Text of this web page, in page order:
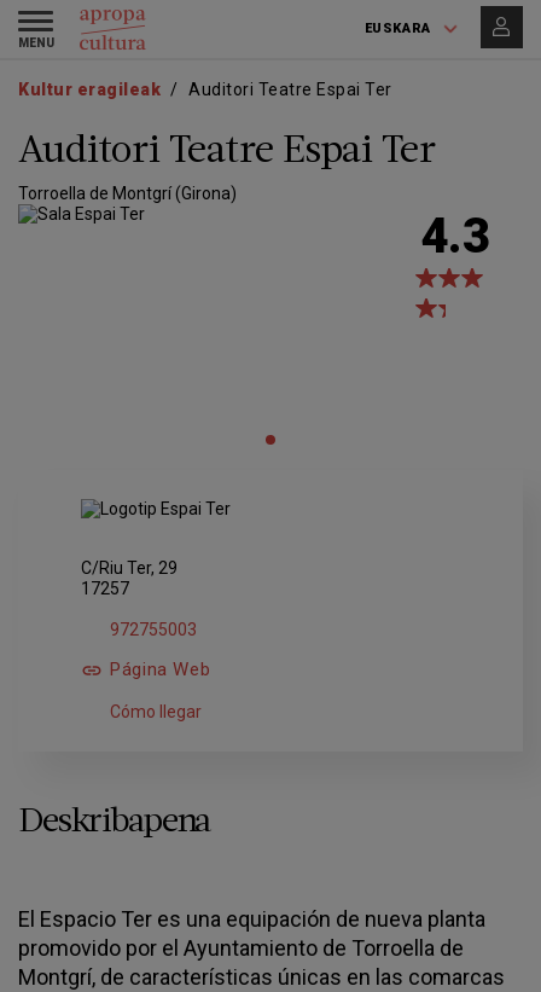
Skip
main
Skip
main
EUSKARA
Toggle
navigation
Kultur eragileak Auditori Teatre Espai Ter
Auditori Teatre Espai Ter
Torroella de Montgrí (Girona)
4.3
C/Riu Ter, 29
17257
972755003
Página Web
Cómo llegar
Deskribapena
El Espacio Ter es una equipación de nueva planta
promovido por el Ayuntamiento de Torroella de
Montgrí, de características únicas en las comarcas